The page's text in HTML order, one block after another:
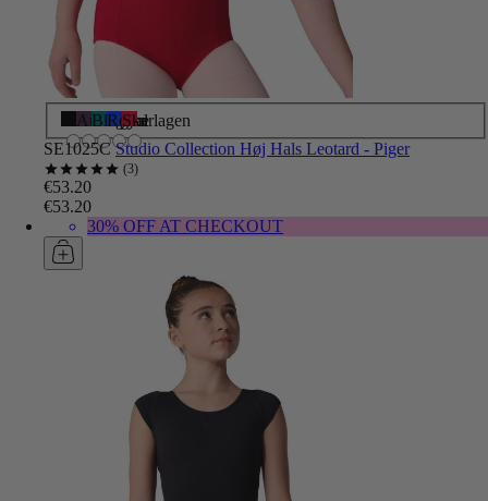
SortAubergine
Blågrøn
Royal
Skarlagen
SE1025C Studio Collection Høj Hals Leotard - Piger
3
€53.20
€53.20
30% OFF AT CHECKOUT